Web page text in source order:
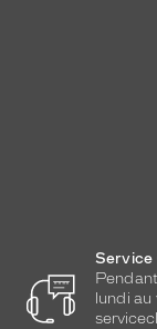
Service
lundi